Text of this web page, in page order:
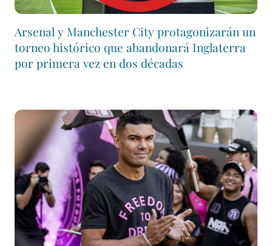
Arsenal y Manchester City protagonizarán un
torneo histórico que abandonará Inglaterra
por primera vez en dos décadas